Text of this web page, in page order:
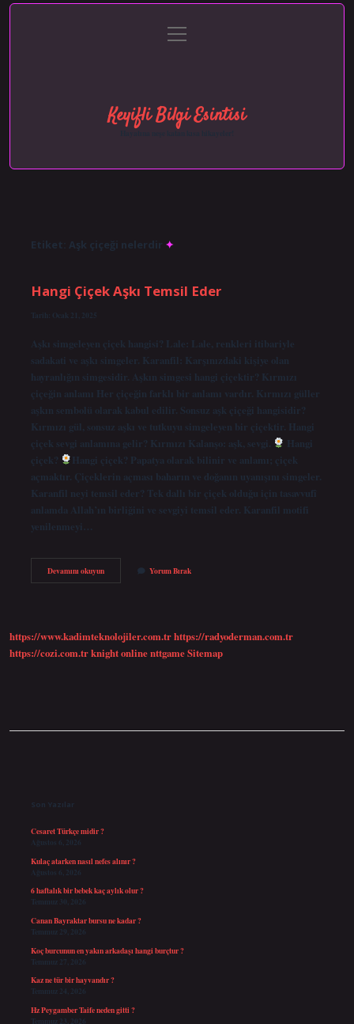
Gizlilik Politikası
menüyü
aç
Keyifli Bilgi Esintisi
Hayatına neşe katan kısa hikayeler!
Etiket: Aşk çiçeği nelerdir
Hangi Çiçek Aşkı Temsil Eder
Tarih: Ocak 21, 2025
Aşkı simgeleyen çiçek hangisi? Lale: Lale, renkleri itibariyle
sadakati ve aşkı simgeler. Karanfil: Karşınızdaki kişiye olan
hayranlığın simgesidir. Aşkın simgesi hangi çiçektir? Kırmızı
çiçeğin anlamı Her çiçeğin farklı bir anlamı vardır. Kırmızı güller
aşkın sembolü olarak kabul edilir. Sonsuz aşk çiçeği hangisidir?
Kırmızı gül, sonsuz aşkı ve tutkuyu simgeleyen bir çiçektir. Hangi
çiçek sevgi anlamına gelir? Kırmızı Kalanşo: aşk, sevgi.
Hangi
çiçek?
Hangi çiçek? Papatya olarak bilinir ve anlamı; çiçek
açmaktır. Çiçeklerin açması baharın ve doğanın uyanışını simgeler.
Karanfil neyi temsil eder? Tek dallı bir çiçek olduğu için tasavvufî
anlamda Allah’ın birliğini ve sevgiyi temsil eder. Karanfil motifi
yenilenmeyi…
Devamını okuyunHangi
Çiçek
Yorum Bırak
https://www.kadimteknolojiler.com.trhttps://radyoderman.com.tr
https://cozi.com.trknight onlinenttgameSitemap
Son Yazılar
Cesaret Türkçe midir ?
Ağustos 6, 2026
Kulaç atarken nasıl nefes alınır ?
Ağustos 6, 2026
6 haftalık bir bebek kaç aylık olur ?
Temmuz 30, 2026
Canan Bayraktar bursu ne kadar ?
Temmuz 29, 2026
Koç burcunun en yakın arkadaşı hangi burçtur ?
Temmuz 27, 2026
Kaz ne tür bir hayvandır ?
Temmuz 24, 2026
Hz Peygamber Taife neden gitti ?
Temmuz 23, 2026